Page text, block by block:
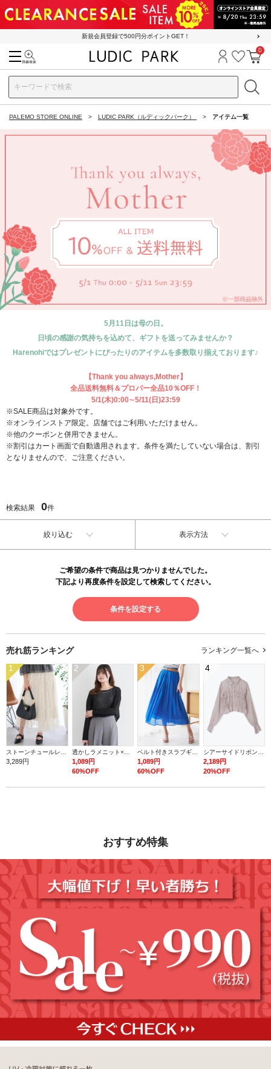
新規会員登録で500円分ポイントGET！
ログイン
お気に
カ
0
PALEMO STORE ONLINE LUDIC PARK（ルディックパーク） アイテム一覧
5月11日は母の日。
日頃の感謝の気持ちを込めて、ギフトを送ってみませんか？
Harenohiではプレゼントにぴったりのアイテムを多数取り揃えております♪
【Thank you always,Mother】
全品送料無料＆プロパー全品10％OFF！
5/1(木)0:00∼5/11(日)23:59
※SALE商品は対象外です。
※オンラインストア限定。店舗ではご利用いただけません。
※他のクーポンと併用できません。
※割引はカート画面で自動適用されます。条件を満たしていない場合は、割引
となりませんので、ご注意ください。
検索結果 0件
絞り込む 表示方法
ご希望の条件で商品は見つかりませんでした。
下記より再度条件を設定して検索してください。
条件を設定する
売れ筋ランキング ランキング一覧へ
1
ストーンチュールレースロングスカート
3,289円
2
透かしラメニット×タンク
1,089円
60%OFF
3
ベルト付きスラブギャザーロングスカート
1,089円
60%OFF
4
シアーサイドリボンフリルショートシャツ
2,189円
20%OFF
おすすめ特集